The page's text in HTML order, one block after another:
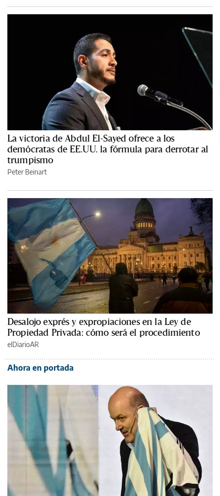
La victoria de Abdul El-Sayed ofrece a los
demócratas de EE.UU. la fórmula para derrotar al
trumpismo
Peter Beinart
Desalojo exprés y expropiaciones en la Ley de
Propiedad Privada: cómo será el procedimiento
elDiarioAR
Ahora en portada